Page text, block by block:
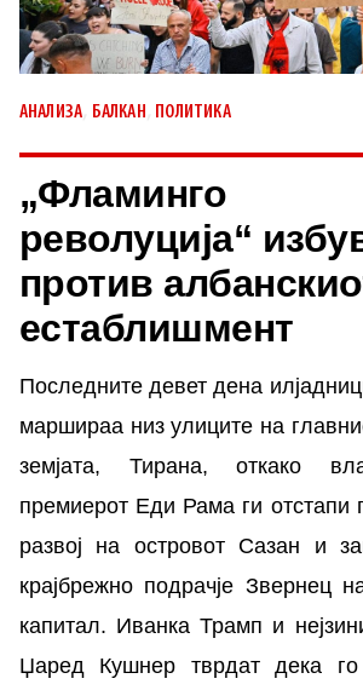
АНАЛИЗА БАЛКАН ПОЛИТИКА
„Фламинго
револуција“
против
естаблишмент
Последните девет дена
маршираа низ улиците на
земјата, Тирана, откако
премиерот Еди Рама ги отстапи
развој на островот Сазан и
крајбрежно подрачје Звернец
капитал. Иванка Трамп и
Џаред Кушнер тврдат дека го